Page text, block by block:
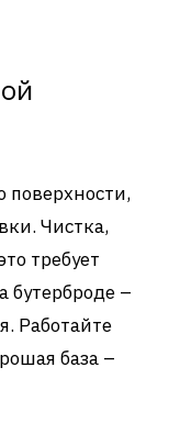
поверхности,
Чистка,
требует
бутерброде –
Работайте
база –